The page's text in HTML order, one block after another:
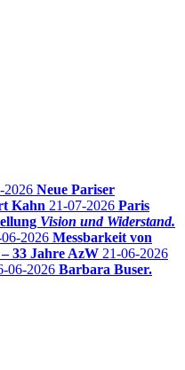
2026 Neue Pariser
Kahn 21-07-2026 Paris
Vision und Widerstand.
2026 Messbarkeit von
33 Jahre AzW 21-06-2026
06-2026 Barbara Buser.